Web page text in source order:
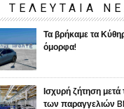
ΤΕΛΕΥΤΑΙΑ
Τα βρήκαμε τα
όμορφα!
Ισχυρή ζήτηση μετά
των παραγγελιών